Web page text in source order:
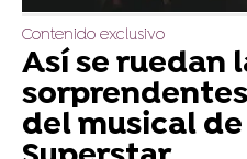
Contenido exclusivo
Así se ruedan
del musical